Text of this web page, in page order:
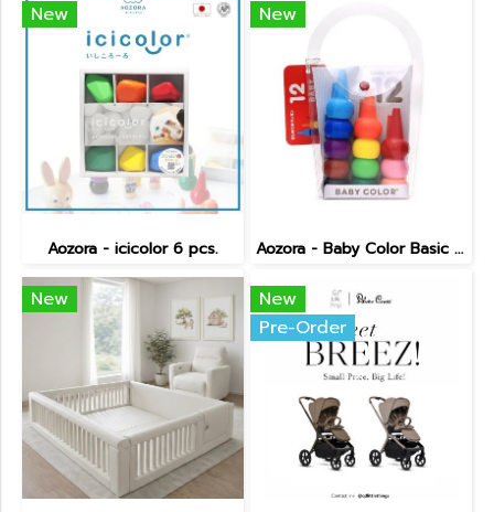
New
Aozora - icicolor 6 pcs.
New
Aozora - Baby Color Basic 12 pcs.
New
New
Pre-Order